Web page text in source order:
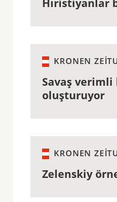
Hıristiyanlar
KRONEN
Savaş
oluşturuyor
KRONEN
Zelenskiy